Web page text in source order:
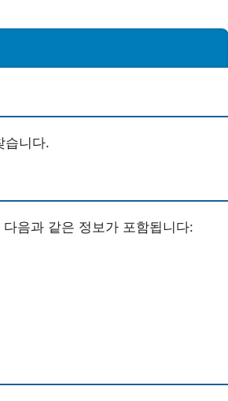
습니다.
음과 같은 정보가 포함됩니다: